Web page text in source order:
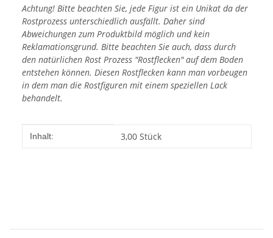
Achtung! Bitte beachten Sie, jede Figur ist ein Unikat da der
Rostprozess unterschiedlich ausfällt. Daher sind
Abweichungen zum Produktbild möglich und kein
Reklamationsgrund. Bitte beachten Sie auch, dass durch
den natürlichen Rost Prozess "Rostflecken" auf dem Boden
entstehen können. Diesen Rostflecken kann man vorbeugen
in dem man die Rostfiguren mit einem speziellen Lack
behandelt.
Produkteigenschaft
Wert
Inhalt: 3,00 Stück